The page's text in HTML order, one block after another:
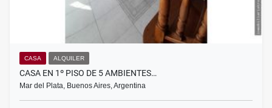
CASA ALQUILER
CASA EN 1º PISO DE 5 AMBIENTES…
Mar del Plata, Buenos Aires, Argentina